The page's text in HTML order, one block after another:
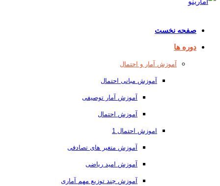
صفحه نخست
دوره ها
آموزش آمار و احتمال
آموزش مبانی احتمال
آموزش آمار توصیفی
آموزش احتمال
اموزش احتمال 1
آموزش متغیر های تصادفی
آموزش امید ریاضی
آموزش چند توزیع مهم آماری